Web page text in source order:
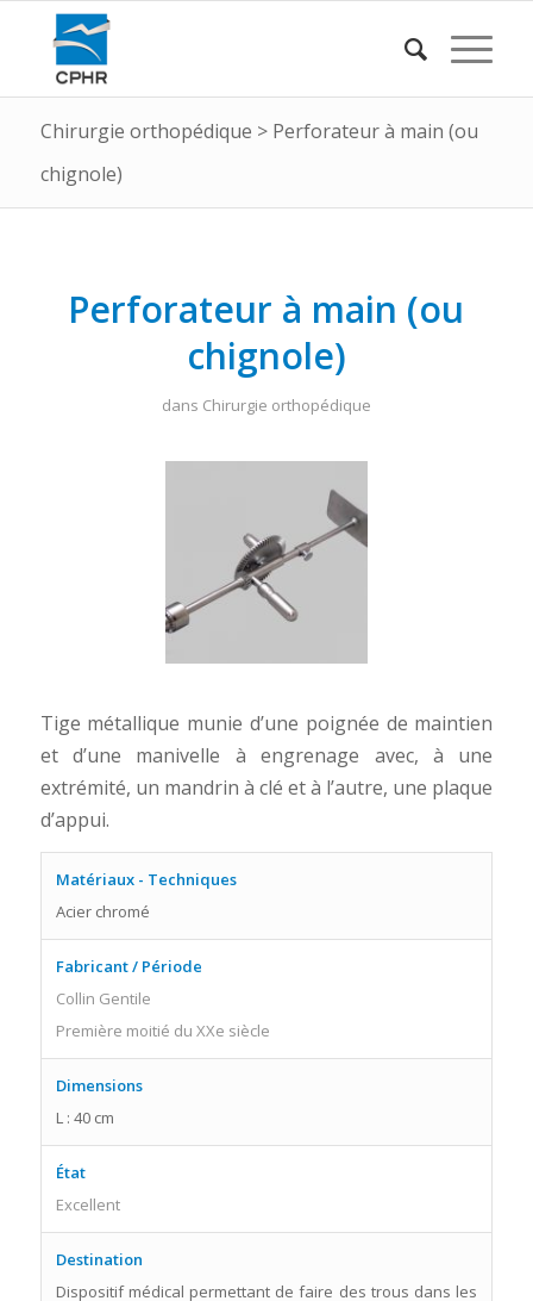
Chirurgie orthopédique > Perforateur à main (ou
chignole)
Perforateur à main (ou
chignole)
dans Chirurgie orthopédique
Tige métallique munie d’une poignée de maintien
et d’une manivelle à engrenage avec, à une
extrémité, un mandrin à clé et à l’autre, une plaque
d’appui.
Matériaux - Techniques
Acier chromé
Fabricant / Période
Collin Gentile
Première moitié du XXe siècle
Dimensions
L : 40 cm
État
Excellent
Destination
Dispositif médical permettant de faire des trous dans les